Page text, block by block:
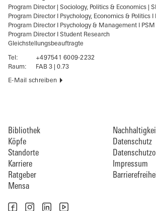
Program Director | Sociology, Politics & Economics |
Program Director I Psychology, Economics & Politics I
Program Director I Psychology & Management I
Program Director I Student Research
Gleichstellungsbeauftragte
Tel:
+497541 6009-2232
Raum:
FAB 3 | 0.73
E-Mail schreiben
Bibliothek
Köpfe
Standorte
Karriere
Ratgeber
Mensa
Datenschutz
Impressum